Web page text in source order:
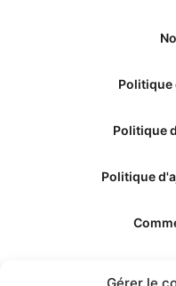
Politique
Politique
Politique